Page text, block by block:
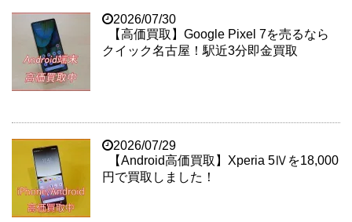
2026/07/30
【高価買取】Google Pixel 7を売るなら
クイック名古屋！駅近3分即金買取
2026/07/29
【Android高価買取】Xperia 5Ⅳを18,000
円で買取しました！